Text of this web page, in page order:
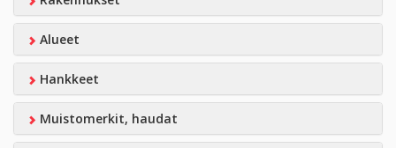
Alueet
Hankkeet
Muistomerkit, haudat